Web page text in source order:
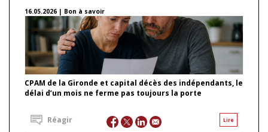
16.05.2026 | Bon à savoir
CPAM de la Gironde et capital décès des indépendants, le
délai d’un mois ne ferme pas toujours la porte
Lire
Réagir